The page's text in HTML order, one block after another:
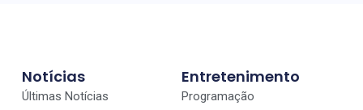
Notícias
Últimas Notícias
Entretenimento
Programação